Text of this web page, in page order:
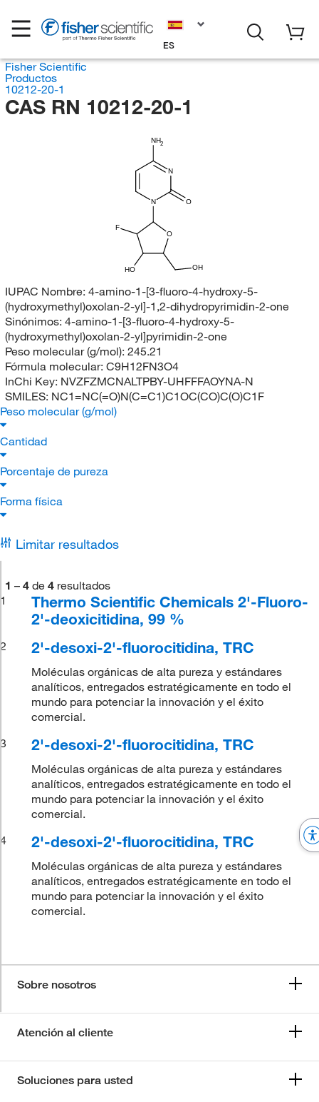
ES
Fisher Scientific
Productos
10212-20-1
CAS RN 10212-20-1
NH2
N
O
N
O
OH
HO
F
IUPAC Nombre: 4-amino-1-[3-fluoro-4-hydroxy-5-
(hydroxymethyl)oxolan-2-yl]-1,2-dihydropyrimidin-2-one
Sinónimos: 4-amino-1-[3-fluoro-4-hydroxy-5-
(hydroxymethyl)oxolan-2-yl]pyrimidin-2-one
Peso molecular (g/mol): 245.21
Fórmula molecular: C9H12FN3O4
InChi Key: NVZFZMCNALTPBY-UHFFFAOYNA-N
SMILES: NC1=NC(=O)N(C=C1)C1OC(CO)C(O)C1F
Peso molecular (g/mol)
Cantidad
Porcentaje de pureza
Forma física
Limitar resultados
1 – 4 de 4 resultados
1
Thermo Scientific Chemicals 2'-Fluoro-
2'-deoxicitidina, 99 %
2 2'-desoxi-2'-fluorocitidina, TRC
Moléculas orgánicas de alta pureza y estándares
analíticos, entregados estratégicamente en todo el
mundo para potenciar la innovación y el éxito
comercial.
3
2'-desoxi-2'-fluorocitidina, TRC
Moléculas orgánicas de alta pureza y estándares
analíticos, entregados estratégicamente en todo el
mundo para potenciar la innovación y el éxito
comercial.
4
2'-desoxi-2'-fluorocitidina, TRC
Moléculas orgánicas de alta pureza y estándares
analíticos, entregados estratégicamente en todo el
mundo para potenciar la innovación y el éxito
comercial.
Sobre nosotros
Atención al cliente
Soluciones para usted